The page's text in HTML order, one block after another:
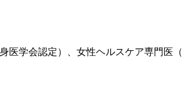
学会認定）、女性ヘルスケア専門医